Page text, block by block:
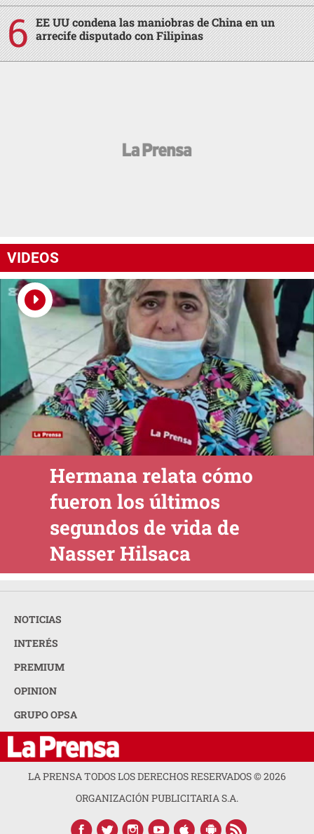
EE UU condena las maniobras de China en un
arrecife disputado con Filipinas
VIDEOS
Hermana relata cómo
fueron los últimos
segundos de vida de
Nasser Hilsaca
NOTICIAS
INTERÉS
PREMIUM
OPINION
GRUPO OPSA
LA PRENSA TODOS LOS DERECHOS RESERVADOS ©2026
ORGANIZACIÓN PUBLICITARIA S.A.